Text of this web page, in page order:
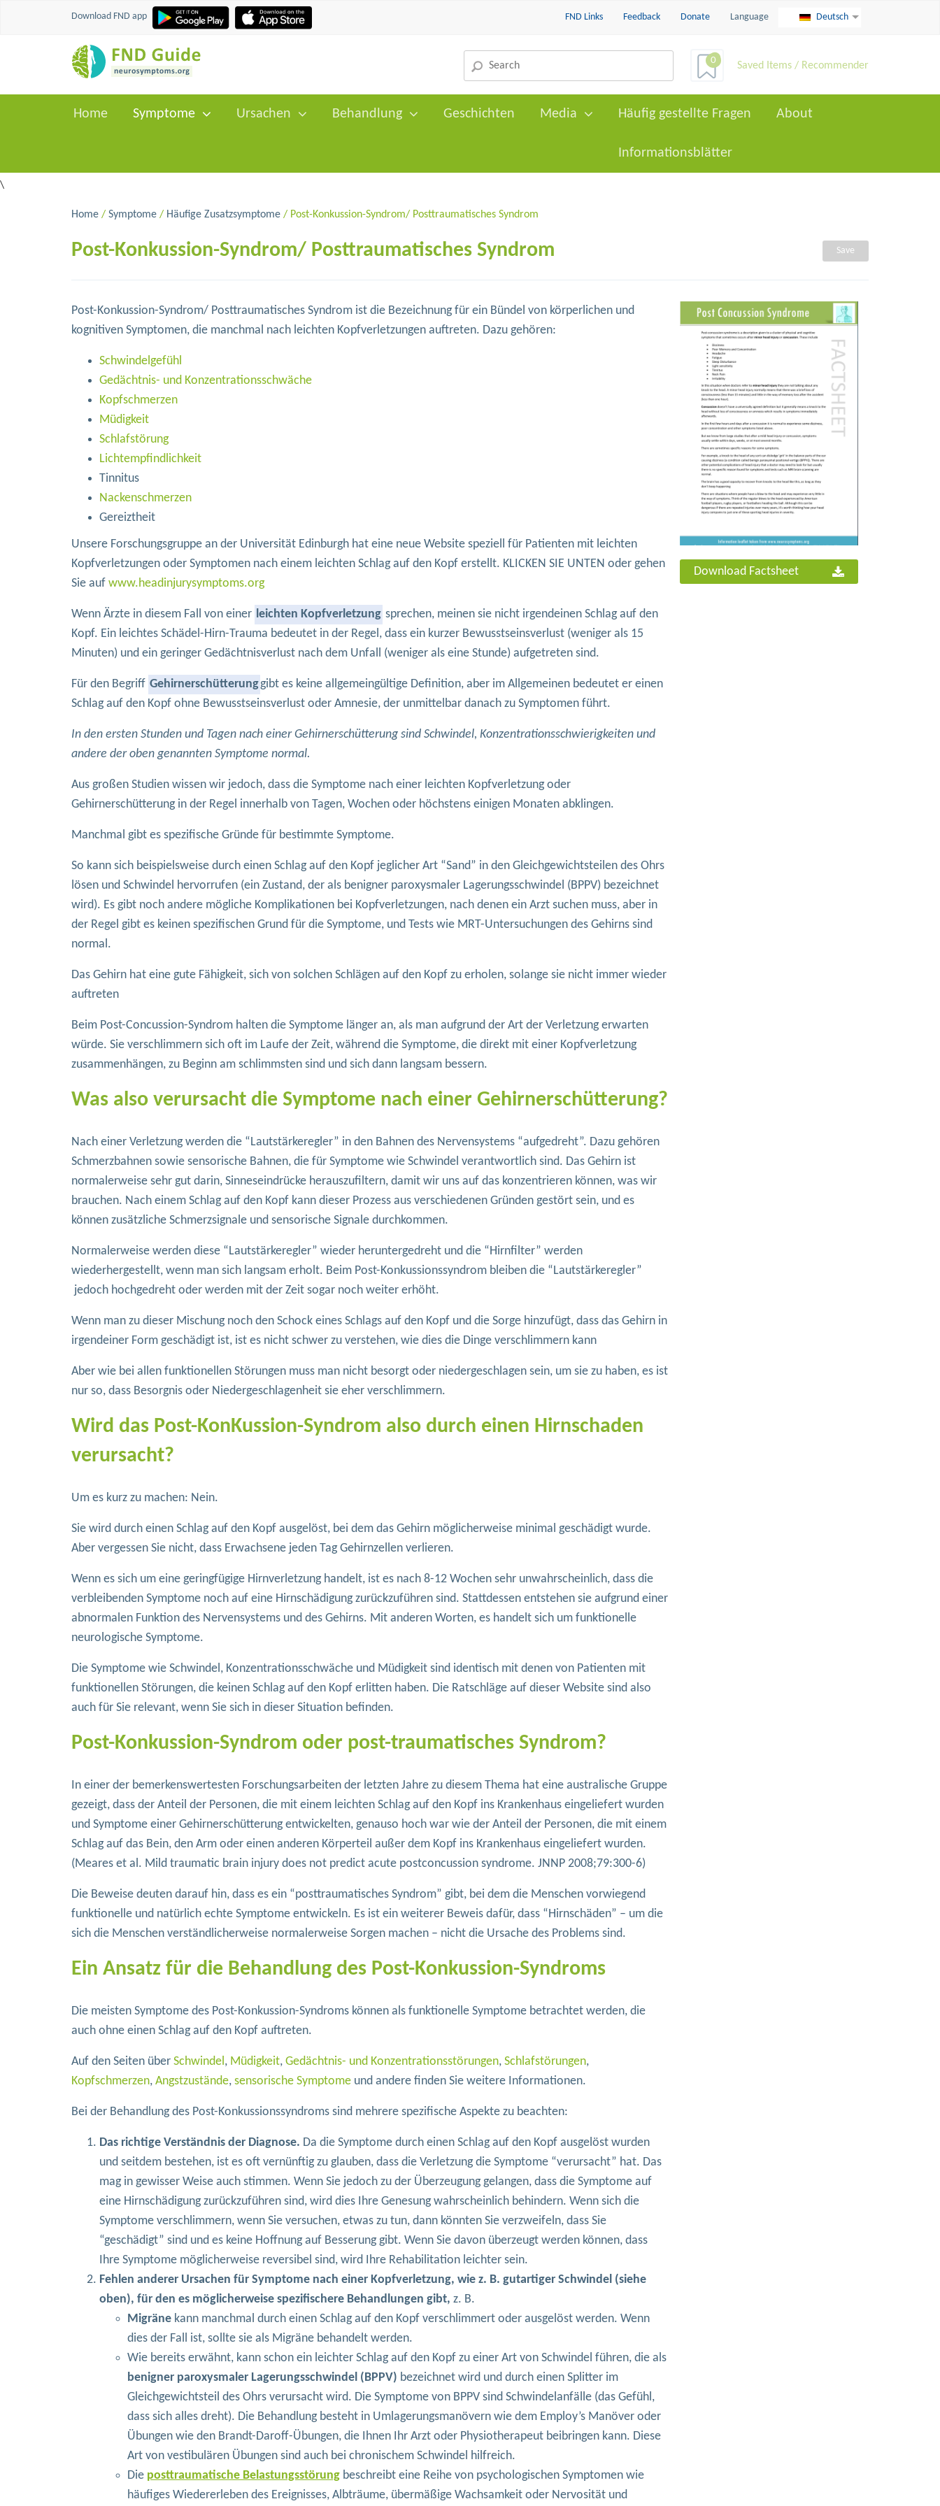
Download FND app FND Links Feedback Donate Language Deutsch
0 Saved Items / Recommender
Home Symptome Ursachen Behandlung Geschichten Media Häufig gestellte Fragen About
Informationsblätter
\
Home / Symptome / Häufige Zusatzsymptome / Post-Konkussion-Syndrom/ Posttraumatisches Syndrom
Post-Konkussion-Syndrom/ Posttraumatisches Syndrom Save
Post-Konkussion-Syndrom/ Posttraumatisches Syndrom ist die Bezeichnung für ein Bündel von körperlichen und
kognitiven Symptomen, die manchmal nach leichten Kopfverletzungen auftreten. Dazu gehören:
Schwindelgefühl
Gedächtnis- und Konzentrationsschwäche
Kopfschmerzen
Müdigkeit
Schlafstörung
Lichtempfindlichkeit
Tinnitus
Nackenschmerzen
Gereiztheit
Unsere Forschungsgruppe an der Universität Edinburgh hat eine neue Website speziell für Patienten mit leichten
Kopfverletzungen oder Symptomen nach einem leichten Schlag auf den Kopf erstellt. KLICKEN SIE UNTEN oder gehen
Sie auf www.headinjurysymptoms.org
Wenn Ärzte in diesem Fall von einer leichten Kopfverletzung sprechen, meinen sie nicht irgendeinen Schlag auf den
Kopf. Ein leichtes Schädel-Hirn-Trauma bedeutet in der Regel, dass ein kurzer Bewusstseinsverlust (weniger als 15
Minuten) und ein geringer Gedächtnisverlust nach dem Unfall (weniger als eine Stunde) aufgetreten sind.
Für den Begriff Gehirnerschütterunggibt es keine allgemeingültige Definition, aber im Allgemeinen bedeutet er einen
Schlag auf den Kopf ohne Bewusstseinsverlust oder Amnesie, der unmittelbar danach zu Symptomen führt.
In den ersten Stunden und Tagen nach einer Gehirnerschütterung sind Schwindel, Konzentrationsschwierigkeiten und
andere der oben genannten Symptome normal.
Aus großen Studien wissen wir jedoch, dass die Symptome nach einer leichten Kopfverletzung oder
Gehirnerschütterung in der Regel innerhalb von Tagen, Wochen oder höchstens einigen Monaten abklingen.
Manchmal gibt es spezifische Gründe für bestimmte Symptome.
So kann sich beispielsweise durch einen Schlag auf den Kopf jeglicher Art “Sand” in den Gleichgewichtsteilen des Ohrs
lösen und Schwindel hervorrufen (ein Zustand, der als benigner paroxysmaler Lagerungsschwindel (BPPV) bezeichnet
wird). Es gibt noch andere mögliche Komplikationen bei Kopfverletzungen, nach denen ein Arzt suchen muss, aber in
der Regel gibt es keinen spezifischen Grund für die Symptome, und Tests wie MRT-Untersuchungen des Gehirns sind
normal.
Das Gehirn hat eine gute Fähigkeit, sich von solchen Schlägen auf den Kopf zu erholen, solange sie nicht immer wieder
auftreten
Beim Post-Concussion-Syndrom halten die Symptome länger an, als man aufgrund der Art der Verletzung erwarten
würde. Sie verschlimmern sich oft im Laufe der Zeit, während die Symptome, die direkt mit einer Kopfverletzung
zusammenhängen, zu Beginn am schlimmsten sind und sich dann langsam bessern.
Was also verursacht die Symptome nach einer Gehirnerschütterung?
Nach einer Verletzung werden die “Lautstärkeregler” in den Bahnen des Nervensystems “aufgedreht”. Dazu gehören
Schmerzbahnen sowie sensorische Bahnen, die für Symptome wie Schwindel verantwortlich sind. Das Gehirn ist
normalerweise sehr gut darin, Sinneseindrücke herauszufiltern, damit wir uns auf das konzentrieren können, was wir
brauchen. Nach einem Schlag auf den Kopf kann dieser Prozess aus verschiedenen Gründen gestört sein, und es
können zusätzliche Schmerzsignale und sensorische Signale durchkommen.
Normalerweise werden diese “Lautstärkeregler” wieder heruntergedreht und die “Hirnfilter” werden
wiederhergestellt, wenn man sich langsam erholt. Beim Post-Konkussionssyndrom bleiben die “Lautstärkeregler”
jedoch hochgedreht oder werden mit der Zeit sogar noch weiter erhöht.
Wenn man zu dieser Mischung noch den Schock eines Schlags auf den Kopf und die Sorge hinzufügt, dass das Gehirn in
irgendeiner Form geschädigt ist, ist es nicht schwer zu verstehen, wie dies die Dinge verschlimmern kann
Aber wie bei allen funktionellen Störungen muss man nicht besorgt oder niedergeschlagen sein, um sie zu haben, es ist
nur so, dass Besorgnis oder Niedergeschlagenheit sie eher verschlimmern.
Wird das Post-KonKussion-Syndrom also durch einen Hirnschaden
verursacht?
Um es kurz zu machen: Nein.
Sie wird durch einen Schlag auf den Kopf ausgelöst, bei dem das Gehirn möglicherweise minimal geschädigt wurde.
Aber vergessen Sie nicht, dass Erwachsene jeden Tag Gehirnzellen verlieren.
Wenn es sich um eine geringfügige Hirnverletzung handelt, ist es nach 8-12 Wochen sehr unwahrscheinlich, dass die
verbleibenden Symptome noch auf eine Hirnschädigung zurückzuführen sind. Stattdessen entstehen sie aufgrund einer
abnormalen Funktion des Nervensystems und des Gehirns. Mit anderen Worten, es handelt sich um funktionelle
neurologische Symptome.
Die Symptome wie Schwindel, Konzentrationsschwäche und Müdigkeit sind identisch mit denen von Patienten mit
funktionellen Störungen, die keinen Schlag auf den Kopf erlitten haben. Die Ratschläge auf dieser Website sind also
auch für Sie relevant, wenn Sie sich in dieser Situation befinden.
Post-Konkussion-Syndrom oder post-traumatisches Syndrom?
In einer der bemerkenswertesten Forschungsarbeiten der letzten Jahre zu diesem Thema hat eine australische Gruppe
gezeigt, dass der Anteil der Personen, die mit einem leichten Schlag auf den Kopf ins Krankenhaus eingeliefert wurden
und Symptome einer Gehirnerschütterung entwickelten, genauso hoch war wie der Anteil der Personen, die mit einem
Schlag auf das Bein, den Arm oder einen anderen Körperteil außer dem Kopf ins Krankenhaus eingeliefert wurden.
(Meares et al. Mild traumatic brain injury does not predict acute postconcussion syndrome. JNNP 2008;79:300-6)
Die Beweise deuten darauf hin, dass es ein “posttraumatisches Syndrom” gibt, bei dem die Menschen vorwiegend
funktionelle und natürlich echte Symptome entwickeln. Es ist ein weiterer Beweis dafür, dass “Hirnschäden” – um die
sich die Menschen verständlicherweise normalerweise Sorgen machen – nicht die Ursache des Problems sind.
Ein Ansatz für die Behandlung des Post-Konkussion-Syndroms
Die meisten Symptome des Post-Konkussion-Syndroms können als funktionelle Symptome betrachtet werden, die
auch ohne einen Schlag auf den Kopf auftreten.
Auf den Seiten über Schwindel, Müdigkeit, Gedächtnis- und Konzentrationsstörungen, Schlafstörungen,
Kopfschmerzen, Angstzustände, sensorische Symptome und andere finden Sie weitere Informationen.
Bei der Behandlung des Post-Konkussionssyndroms sind mehrere spezifische Aspekte zu beachten:
Das richtige Verständnis der Diagnose. Da die Symptome durch einen Schlag auf den Kopf ausgelöst wurden
und seitdem bestehen, ist es oft vernünftig zu glauben, dass die Verletzung die Symptome “verursacht” hat. Das
mag in gewisser Weise auch stimmen. Wenn Sie jedoch zu der Überzeugung gelangen, dass die Symptome auf
eine Hirnschädigung zurückzuführen sind, wird dies Ihre Genesung wahrscheinlich behindern. Wenn sich die
Symptome verschlimmern, wenn Sie versuchen, etwas zu tun, dann könnten Sie verzweifeln, dass Sie
“geschädigt” sind und es keine Hoffnung auf Besserung gibt. Wenn Sie davon überzeugt werden können, dass
Ihre Symptome möglicherweise reversibel sind, wird Ihre Rehabilitation leichter sein.
Fehlen anderer Ursachen für Symptome nach einer Kopfverletzung, wie z. B. gutartiger Schwindel (siehe
oben), für den es möglicherweise spezifischere Behandlungen gibt, z. B.
Migräne kann manchmal durch einen Schlag auf den Kopf verschlimmert oder ausgelöst werden. Wenn
dies der Fall ist, sollte sie als Migräne behandelt werden.
Wie bereits erwähnt, kann schon ein leichter Schlag auf den Kopf zu einer Art von Schwindel führen, die als
benigner paroxysmaler Lagerungsschwindel (BPPV) bezeichnet wird und durch einen Splitter im
Gleichgewichtsteil des Ohrs verursacht wird. Die Symptome von BPPV sind Schwindelanfälle (das Gefühl,
dass sich alles dreht). Die Behandlung besteht in Umlagerungsmanövern wie dem Employ’s Manöver oder
Übungen wie den Brandt-Daroff-Übungen, die Ihnen Ihr Arzt oder Physiotherapeut beibringen kann. Diese
Art von vestibulären Übungen sind auch bei chronischem Schwindel hilfreich.
Die posttraumatische Belastungsstörung beschreibt eine Reihe von psychologischen Symptomen wie
häufiges Wiedererleben des Ereignisses, Albträume, übermäßige Wachsamkeit oder Nervosität und
Download Factsheet